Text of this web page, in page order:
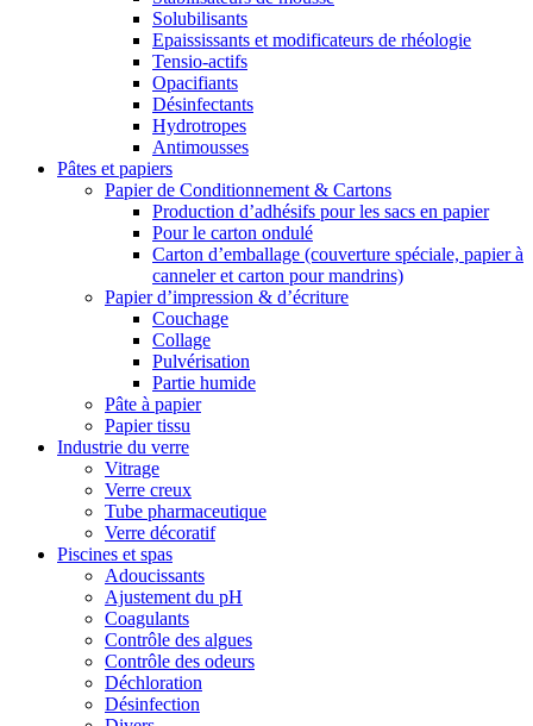
Solubilisants
Epaississants et modificateurs de rhéologie
Tensio-actifs
Opacifiants
Désinfectants
Hydrotropes
Antimousses
Pâtes et papiers
Papier de Conditionnement & Cartons
Production d’adhésifs pour les sacs en papier
Pour le carton ondulé
Carton d’emballage (couverture spéciale, papier à
canneler et carton pour mandrins)
Papier d’impression & d’écriture
Couchage
Collage
Pulvérisation
Partie humide
Pâte à papier
Papier tissu
Industrie du verre
Vitrage
Verre creux
Tube pharmaceutique
Verre décoratif
Piscines et spas
Adoucissants
Ajustement du pH
Coagulants
Contrôle des algues
Contrôle des odeurs
Déchloration
Désinfection